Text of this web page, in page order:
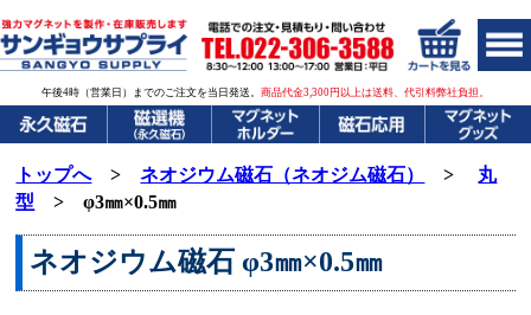
午後4時（営業日）までのご注文を当日発送。 商品代金3,300円以上は送料、代引料弊社負担。
トップへ>ネオジウム磁石（ネオジム磁石） > 丸
型 > φ3㎜×0.5㎜
ネオジウム磁石 φ3㎜×0.5㎜